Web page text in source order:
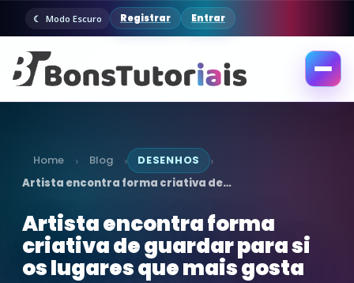
Modo Escuro Registrar Entrar
Abrir
Home › Blog › DESENHOS ›
Artista encontra forma criativa de…
Artista encontra forma
criativa de guardar para si
os lugares que mais gosta